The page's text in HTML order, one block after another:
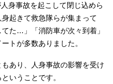
身事故を起こして閉じ込めら
起きて救急隊らが集まって
た…」「消防車が次々到着」
トが多数ありました。
あり、人身事故の影響を受け
いうことです。